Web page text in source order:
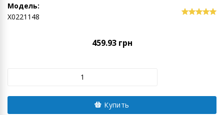
Модель:
Х0221148
459.93 грн
Купить